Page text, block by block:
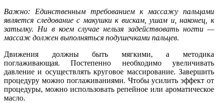
Важно: Единственным требованием к массажу пальцами
является следование с макушки к вискам, ушам и, наконец, к
затылку. Ни в коем случае нельзя задействовать ногти —
массаж должен выполняться подушечками пальцев.
Движения должны быть мягкими, а методика
поглаживающая. Постепенно необходимо увеличивать
давление и осуществлять круговое массирование. Завершить
процедуру можно поглаживаниями. Чтобы усилить эффект от
процедуры, можно использовать репейное или ароматическое
масло.